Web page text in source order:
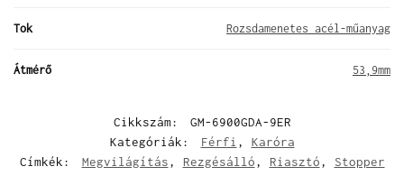
Tok Rozsdamenetes acél-műanyag
Átmérő 53,9mm
Cikkszám:
GM-6900GDA-9ER
Kategóriák:
Férfi , Karóra
Címkék:
Megvilágítás, Rezgésálló, Riasztó, Stopper